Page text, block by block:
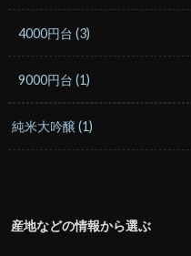
4000円台(3)
9000円台(1)
純米大吟醸(1)
産地などの情報から選ぶ